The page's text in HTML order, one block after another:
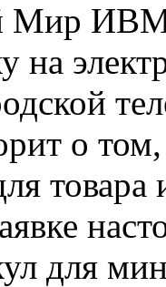
Мир ИВМ
на
о
для